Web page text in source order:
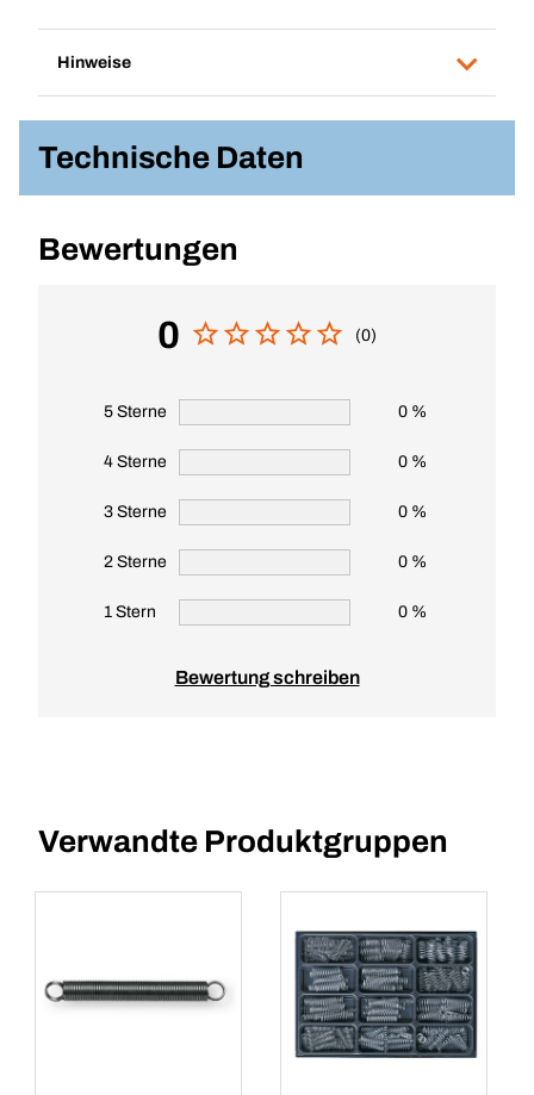
Hinweise
Technische Daten
Bewertungen
0 (0)
5 Sterne 0 %
4 Sterne 0 %
3 Sterne 0 %
2 Sterne 0 %
1 Stern 0 %
Bewertung schreiben
Verwandte Produktgruppen